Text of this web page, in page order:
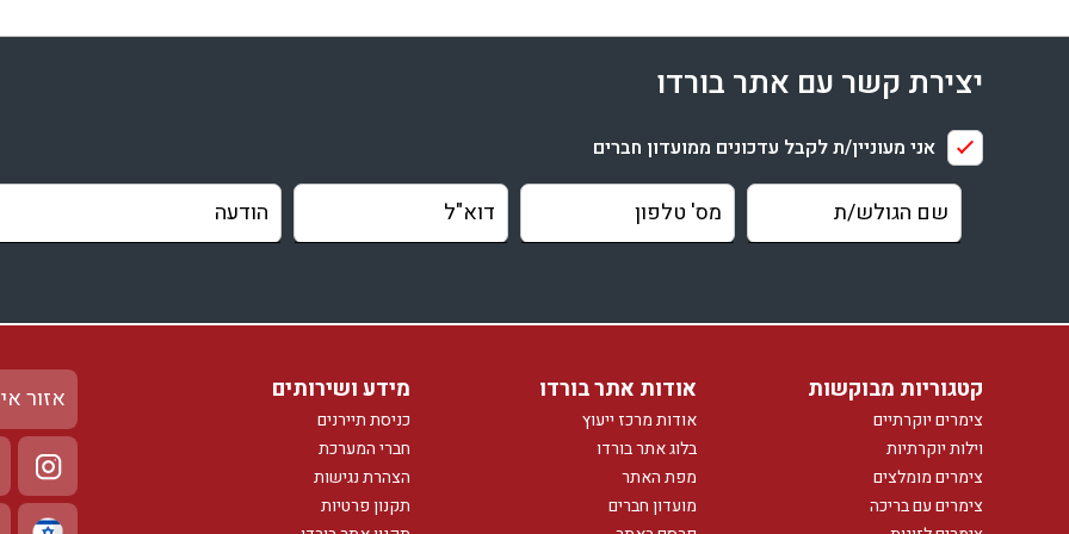
יצירת קשר עם אתר בורדו
אני מעוניין/ת לקבל עדכונים ממועדון חברים
קטגוריות מבוקשות
צימרים יוקרתיים
וילות יוקרתיות
צימרים מומלצים
צימרים עם בריכה
אודות אתר בורדו
אודות מרכז ייעוץ
בלוג אתר בורדו
מפת האתר
מועדון חברים
מידע ושירותים
כניסת תיירנים
חברי המערכת
הצהרת נגישות
תקנון פרטיות
אזור